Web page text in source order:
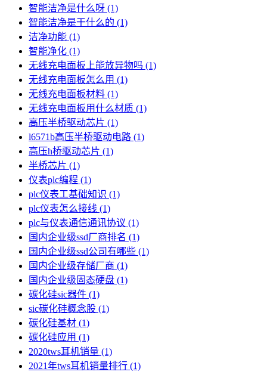
智能洁净是什么呀 (1)
智能洁净是干什么的 (1)
洁净功能 (1)
智能净化 (1)
无线充电面板上能放异物吗 (1)
无线充电面板怎么用 (1)
无线充电面板材料 (1)
无线充电面板用什么材质 (1)
高压半桥驱动芯片 (1)
l6571b高压半桥驱动电路 (1)
高压h桥驱动芯片 (1)
半桥芯片 (1)
仪表plc编程 (1)
plc仪表工基础知识 (1)
plc仪表怎么接线 (1)
plc与仪表通信通讯协议 (1)
国内企业级ssd厂商排名 (1)
国内企业级ssd公司有哪些 (1)
国内企业级存储厂商 (1)
国内企业级固态硬盘 (1)
碳化硅sic器件 (1)
sic碳化硅概念股 (1)
碳化硅基材 (1)
碳化硅应用 (1)
2020tws耳机销量 (1)
2021年tws耳机销量排行 (1)